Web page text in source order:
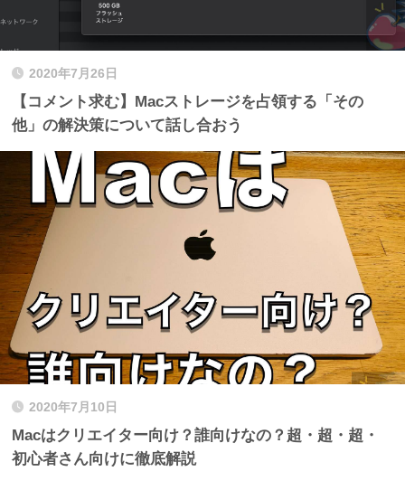
2020年7月26日
【コメント求む】Macストレージを占領する「その
他」の解決策について話し合おう
2020年7月10日
Macはクリエイター向け？誰向けなの？超・超・超・
初心者さん向けに徹底解説